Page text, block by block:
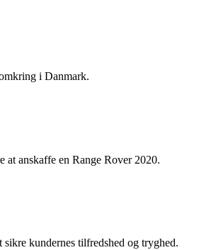
i Danmark.
at anskaffe en Range Rover 2020.
kundernes tilfredshed og tryghed.